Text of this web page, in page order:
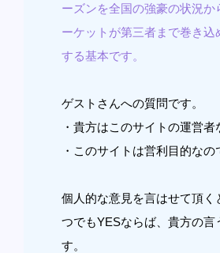
ーズンを全国の強豪の状況か
ーケットが第三者まで巻き込
する基本です。
ゲストさんへの質問です。
・貴方はこのサイトの運営者
・このサイトは営利目的なの
個人的な意見を言はせて頂く
つでもYESならば、貴方の言
す。